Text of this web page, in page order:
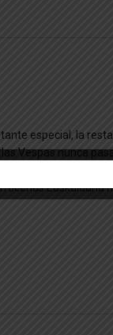
especial, la
Vespas nunca
Euskalduna